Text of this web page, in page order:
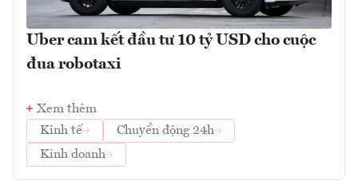
Uber cam kết đầu tư 10 tỷ USD cho cuộc
đua robotaxi
Xem thêm
Kinh tế
Chuyển động 24h
Kinh doanh